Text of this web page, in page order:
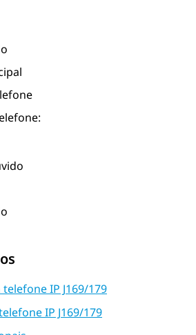
IP J169/179
IP J169/179